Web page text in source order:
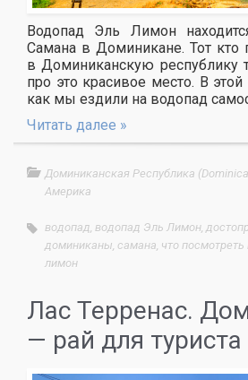
Водопад Эль Лимон
Самана в Доминикане. Тот кто
в Доминиканскую республику
про это красивое место. В этой
как мы ездили на водопад
Читать далее »
Доминиканская Республика
Америка
водопад водопад Эль Лимон
доминиканы самана что
лимон
Лас Терренас.
— рай для туриста